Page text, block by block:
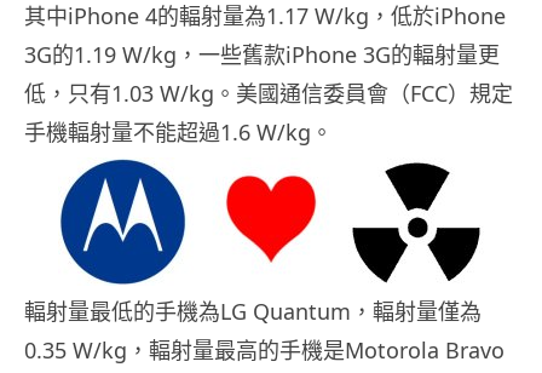
其中iPhone 4的輻射量為1.17 W/kg，低於iPhone
3G的1.19 W/kg，一些舊款iPhone 3G的輻射量更
低，只有1.03 W/kg。 美國通信委員會（FCC）規定
手機輻射量不能超過1.6 W/kg。
輻射量最低的手機為LG Quantum，輻射量僅為
0.35 W/kg，輻射量最高的手機是Motorola Bravo